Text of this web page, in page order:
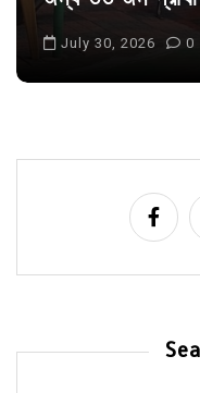
July 30, 2026 0